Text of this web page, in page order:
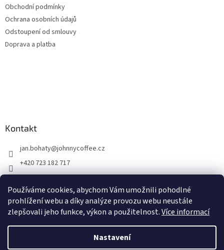
Používáme cookies, abychom Vám umožnili pohodlné
prohlížení webu a díky analýze provozu webu neustále
zlepšovali jeho funkce, výkon a použitelnost.Více informací
Nastavení
Obchodní podmínky
Ochrana osobních údajů
Odstoupení od smlouvy
Doprava a platba
Kontakt
jan.bohaty@johnnycoffee.cz
+420 723 182 717
Johnny Coffee
prazirna_johnny_coffee/
Vytvořil Shoptet